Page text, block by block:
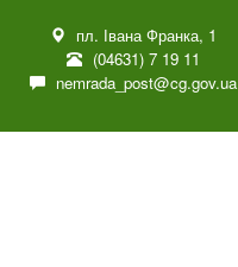
пл. Івана Франка, 1
(04631) 7 19 11
nemrada_post@cg.gov.ua